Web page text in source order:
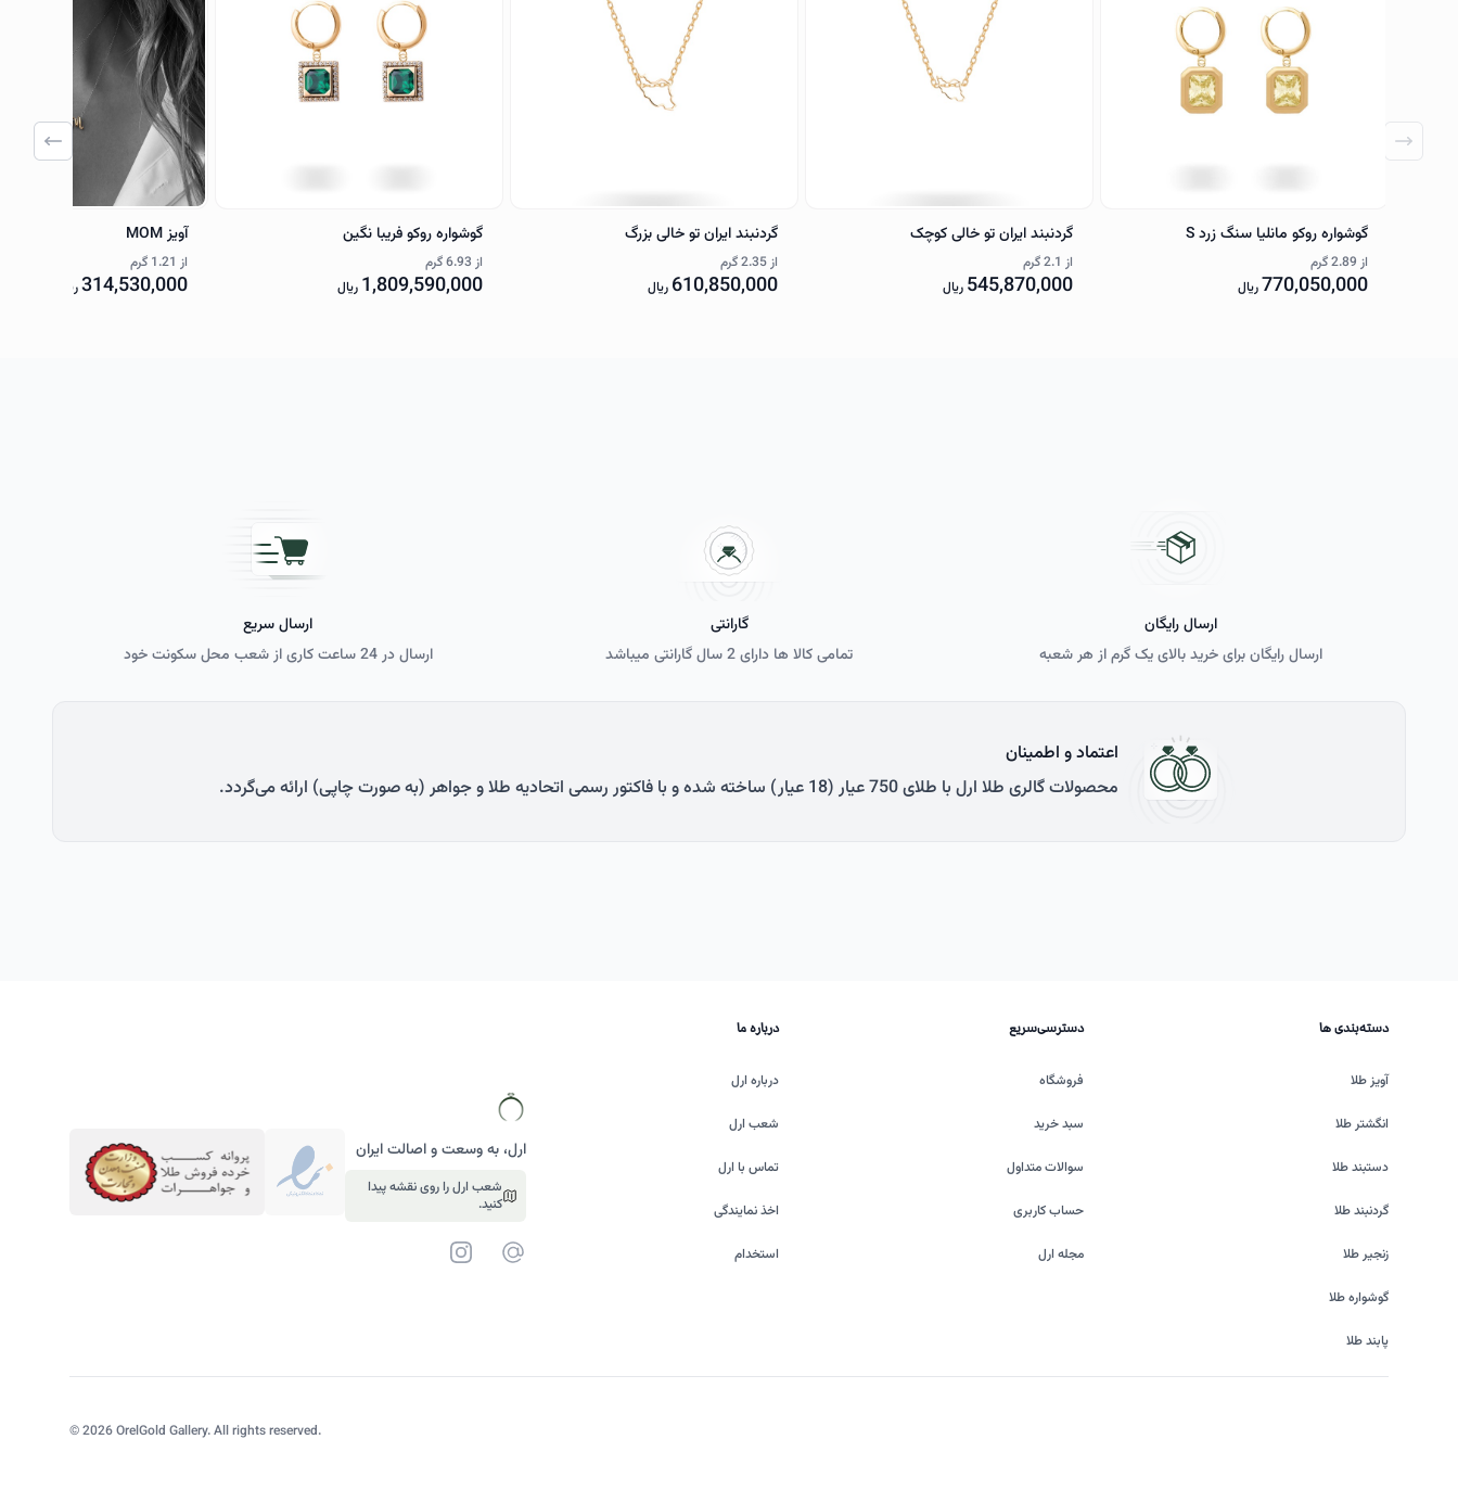
گوشواره روکو مانلیا سنگ زرد S
از 2.89 گرم
770,050,000ریال
گردنبند ایران تو خالی کوچک
از 2.1 گرم
545,870,000 ریال
گردنبند ایران تو خالی بزرگ
از2.35 گرم
610,850,000 ریال
گوشواره روکو فریبا نگین
از 6.93 گرم
1,809,590,000 ریال
آویز MOM
از 1.21 گرم
314,530,000ریال
ارسال رایگان
ارسال رایگان برای خرید بالای یک گرم از هر شعبه
گارانتی
تمامی کالا ها دارای 2 سال گارانتی می­باشد
ارسال سریع
ارسال در 24 ساعت کاری از شعب محل سکونت خود
اعتماد و اطمینان
محصولات گالری طلا ارل با طلای 750 عیار (18 عیار) ساخته شده و با فاکتور رسمی اتحادیه طلا و جواهر (به صورت چاپی) ارائه می‌گردد.
ارل، به وسعت و اصالت ایران
شعب ارل را روی نقشه پیدا
کنید.
Instagram
پست الکترونیک
دسته‌بندی ها
آویز طلا
انگشتر طلا
دستبند طلا
گردنبند طلا
زنجیر طلا
گوشواره طلا
پابند طلا
دسترسی‌سریع
فروشگاه
سبد خرید
سوالات متداول
حساب کاربری
مجله ارل
درباره ما
درباره ارل
شعب ارل
تماس با ارل
اخذ نمایندگی
استخدام
©2026OrelGold Gallery. All rights reserved.